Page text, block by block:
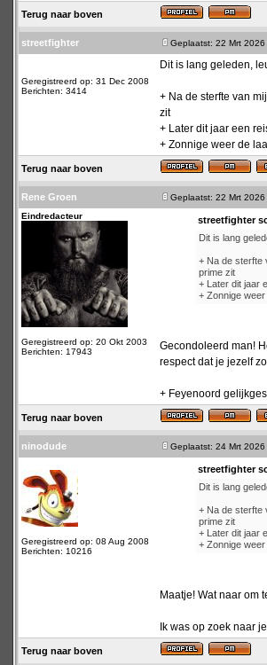
Terug naar boven
streetfighter Geplaatst: 22 Mrt 2026
Geregistreerd op: 31 Dec 2008
Berichten: 3414
Dit is lang geleden,
+ Na de sterfte van
zit
+ Later dit jaar een
+ Zonnige weer de
Terug naar boven
Rene Groen Geplaatst: 22 Mrt 2026
Eindredacteur
Geregistreerd op: 20 Okt 2003
Berichten: 17943
streetfighter
Dit is lang
+ Na de sterfte
prime zit
+ Later dit jaar
+ Zonnige
Gecondoleerd man!
respect dat je jezelf
+ Feyenoord
Terug naar boven
ninodude Geplaatst: 24 Mrt 2026
Geregistreerd op: 08 Aug 2008
Berichten: 10216
streetfighter
Dit is lang
+ Na de sterfte
prime zit
+ Later dit jaar
+ Zonnige
Maatje! Wat naar om
Ik was op zoek naar
Terug naar boven